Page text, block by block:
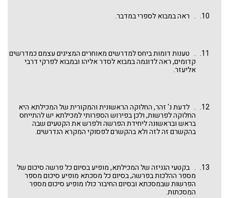
. ראה במבוא לספרי במדבר.
. טענות דומות ביחס למדרשים מאוחרים המציגים עצמם כמדרשים
קדומים, ראה לדוגמה במבוא לסדר אליהו ובמבוא לפרקי דרבי
אליעזר.
. לדעת נ' זהר, החלוקה הראשונית והמקורית של המכילתא היא
החלוקה לפרשות, ולכן בפירוש הספרותי למכילתא יש להתייחס
בראש ובראשונה ליחידת הפרשה ולפרש את הקטעים שבה
בהקשרם זה לזה ולא בהקשרם לפסוקי המקרא הנדרשים.
. בקטעי הגניזה של המכילתא, מופיע בסיום כל פרשה סיכום של
מספר ההלכות בפרשה, בסיום כל מסכתא מופיע סיכום מספר
הפרשות שבמסכתא ובסיום החיבור כולו מופיע סיכום מספר
המסכתות.